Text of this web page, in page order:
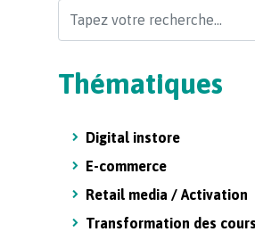
Thématiques
Digital instore
E-commerce
Retail media / Activation
Transformation des